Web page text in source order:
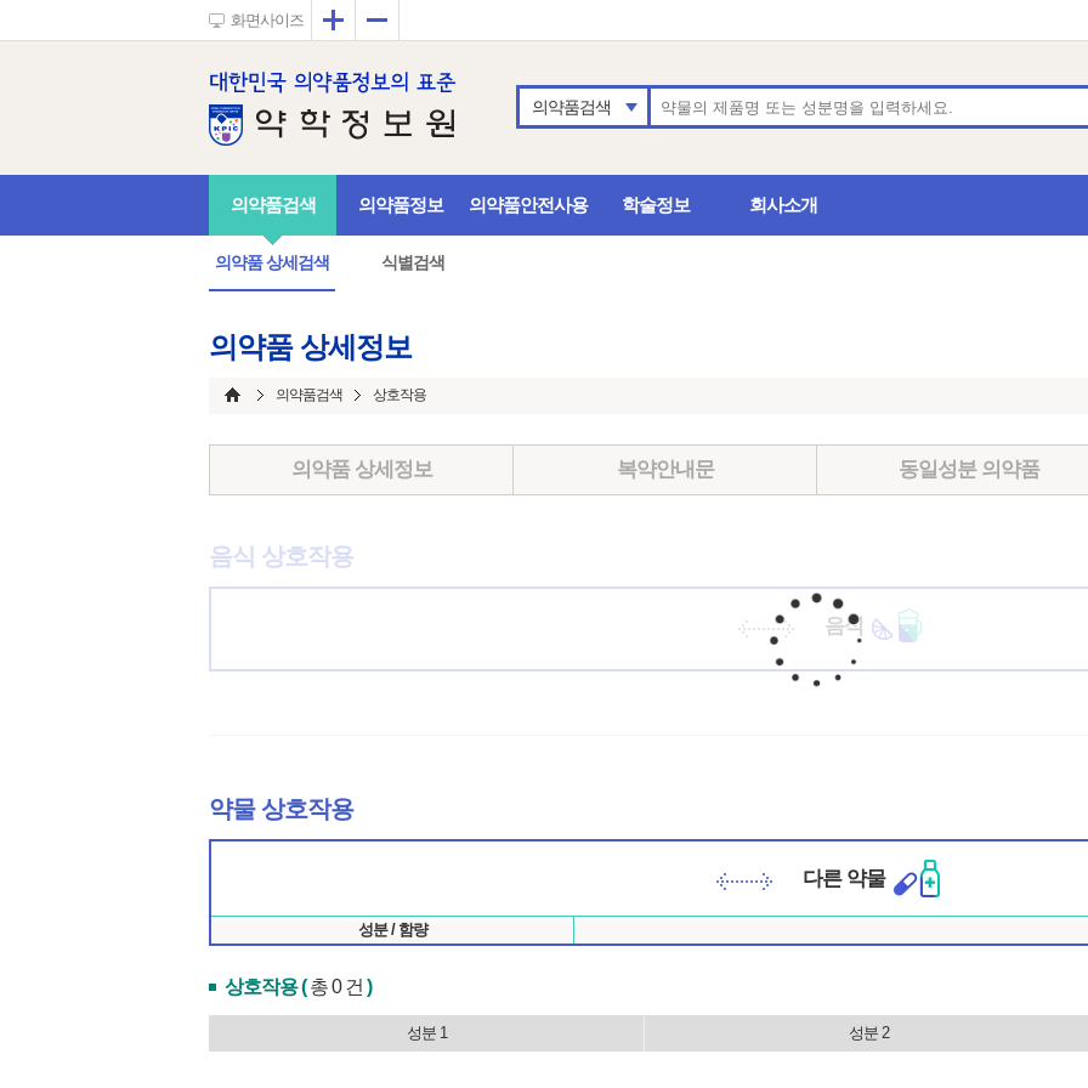
화면사이즈 확대
의약품검색
의약품검색
의약품 상세검색 식별검색
의약품정보 의약품안전사용 학술정보 회사소개
의약품 상세정보
의약품검색 상호작용
의약품 상세정보 복약안내문 동일성분 의약품
음식 상호작용
음식
약물 상호작용
다른 약물
성분 / 함량
상호작용 (총 0 건 )
성분 1 성분 2